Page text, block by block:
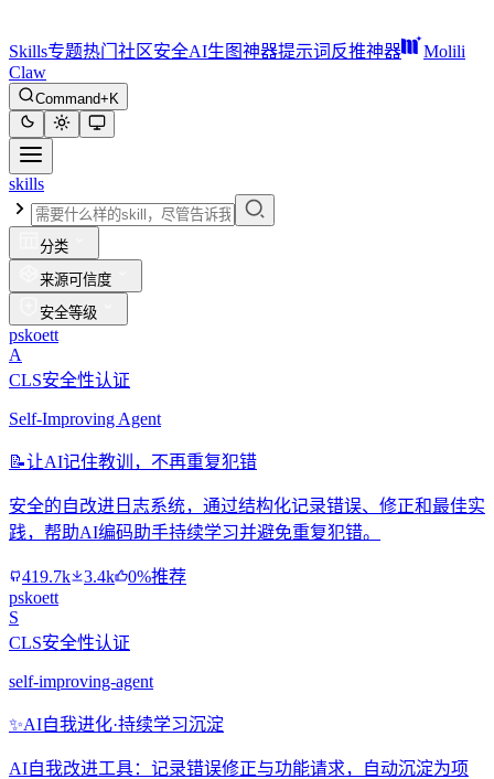
Skills专题热门 社区安全AI生图神器提示词反推神器
Molili
Claw
Command+K
skills
分类
来源可信度
安全等级
pskoett
A
CLS安全性认证
Self-Improving Agent
📝让AI记住教训，不再重复犯错
安全的自改进日志系统，通过结构化记录错误、修正和最佳实
践，帮助AI编码助手持续学习并避免重复犯错。
419.7k 3.4k
0%推荐
pskoett
S
CLS安全性认证
self-improving-agent
✨AI自我进化·持续学习沉淀
AI自我改进工具：记录错误修正与功能请求，自动沉淀为项